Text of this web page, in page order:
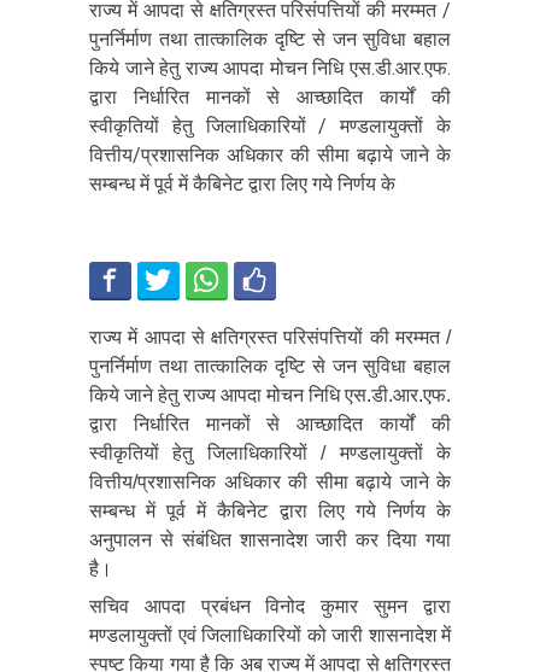
राज्य में आपदा से क्षतिग्रस्त परिसंपत्तियों की मरम्मत /
पुनर्निर्माण तथा तात्कालिक दृष्टि से जन सुविधा बहाल
किये जाने हेतु राज्य आपदा मोचन निधि एस.डी.आर.एफ.
द्वारा निर्धारित मानकों से आच्छादित कार्यों की
स्वीकृतियों हेतु जिलाधिकारियों / मण्डलायुक्तों के
वित्तीय/प्रशासनिक अधिकार की सीमा बढ़ाये जाने के
सम्बन्ध में पूर्व में कैबिनेट द्वारा लिए गये निर्णय के
राज्य में आपदा से क्षतिग्रस्त परिसंपत्तियों की मरम्मत /
पुनर्निर्माण तथा तात्कालिक दृष्टि से जन सुविधा बहाल
किये जाने हेतु राज्य आपदा मोचन निधि एस.डी.आर.एफ.
द्वारा निर्धारित मानकों से आच्छादित कार्यों की
स्वीकृतियों हेतु जिलाधिकारियों / मण्डलायुक्तों के
वित्तीय/प्रशासनिक अधिकार की सीमा बढ़ाये जाने के
सम्बन्ध में पूर्व में कैबिनेट द्वारा लिए गये निर्णय के
अनुपालन से संबंधित शासनादेश जारी कर दिया गया
है।
सचिव आपदा प्रबंधन विनोद कुमार सुमन द्वारा
मण्डलायुक्तों एवं जिलाधिकारियों को जारी शासनादेश में
स्पष्ट किया गया है कि अब राज्य में आपदा से क्षतिग्रस्त